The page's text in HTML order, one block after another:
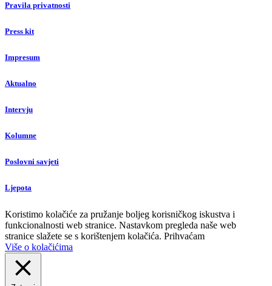
Pravila privatnosti
Press kit
Impresum
Aktualno
Intervju
Kolumne
Poslovni savjeti
Ljepota
Koristimo kolačiće za pružanje boljeg korisničkog iskustva i
funkcionalnosti web stranice. Nastavkom pregleda naše web
stranice slažete se s korištenjem kolačića. Prihvaćam
Više o kolačićima